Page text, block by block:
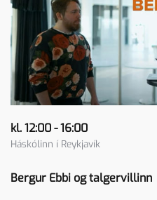
kl. 12:00 - 16:00
Háskólinn í Reykjavík
Bergur Ebbi og talgervillinn